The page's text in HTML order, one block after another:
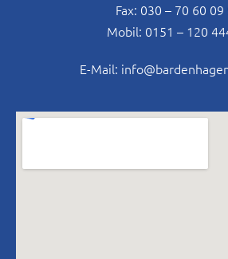
Fax: 030 – 70 60 09
Mobil: 0151 – 120
E-Mail: